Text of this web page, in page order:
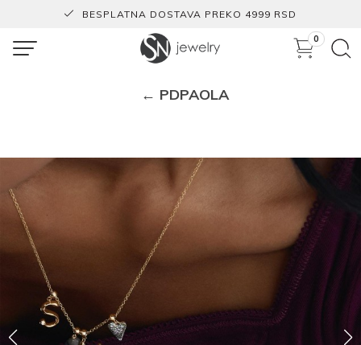
BESPLATNA DOSTAVA PREKO 4999 RSD
0
← PDPAOLA